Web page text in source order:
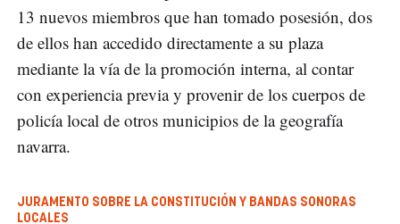
13 nuevos miembros que han tomado posesión, dos
de ellos han accedido directamente a su plaza
mediante la vía de la promoción interna, al contar
con experiencia previa y provenir de los cuerpos de
policía local de otros municipios de la geografía
navarra.
JURAMENTO SOBRE LA CONSTITUCIÓN Y BANDAS SONORAS
LOCALES